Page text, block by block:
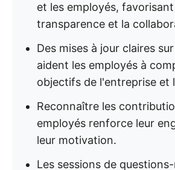
et les employés, favorisant
transparence et la
Des mises à jour claires
aident les employés à
objectifs de l'entreprise et
Reconnaître les
employés renforce leur
leur motivation.
Les sessions de